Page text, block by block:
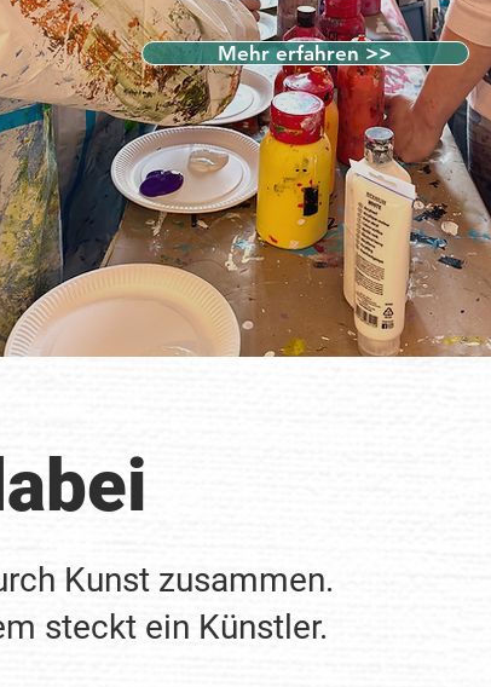
Mehr erfahren >>
Kunst zusammen.
steckt ein Künstler.